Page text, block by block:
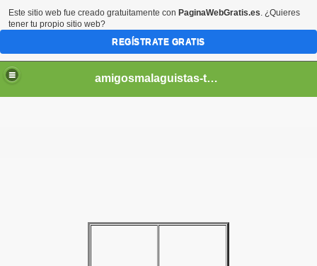
amigosmalaguistas-temporadas
Este sitio web fue creado gratuitamente con PaginaWebGratis.es. ¿Quieres
tener tu propio sitio web?
REGÍSTRATE GRATIS